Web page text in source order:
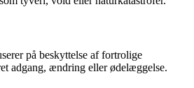
på beskyttelse af fortrolige
adgang, ændring eller ødelæggelse.